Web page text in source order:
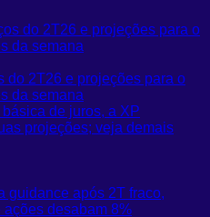
do 2T26 e projeções para o
da semana
de juros, a XP
projeções; veja demais